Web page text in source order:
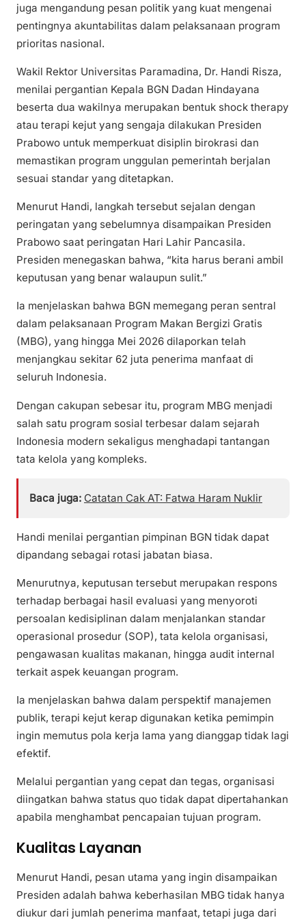
juga mengandung pesan politik yang kuat mengenai
pentingnya akuntabilitas dalam pelaksanaan program
prioritas nasional.
Wakil Rektor Universitas Paramadina, Dr. Handi Risza,
menilai pergantian Kepala BGN Dadan Hindayana
beserta dua wakilnya merupakan bentuk shock therapy
atau terapi kejut yang sengaja dilakukan Presiden
Prabowo untuk memperkuat disiplin birokrasi dan
memastikan program unggulan pemerintah berjalan
sesuai standar yang ditetapkan.
Menurut Handi, langkah tersebut sejalan dengan
peringatan yang sebelumnya disampaikan Presiden
Prabowo saat peringatan Hari Lahir Pancasila.
Presiden menegaskan bahwa, “kita harus berani ambil
keputusan yang benar walaupun sulit.”
Ia menjelaskan bahwa BGN memegang peran sentral
dalam pelaksanaan Program Makan Bergizi Gratis
(MBG), yang hingga Mei 2026 dilaporkan telah
menjangkau sekitar 62 juta penerima manfaat di
seluruh Indonesia.
Dengan cakupan sebesar itu, program MBG menjadi
salah satu program sosial terbesar dalam sejarah
Indonesia modern sekaligus menghadapi tantangan
tata kelola yang kompleks.
Baca juga: Catatan Cak AT: Fatwa Haram Nuklir
Handi menilai pergantian pimpinan BGN tidak dapat
dipandang sebagai rotasi jabatan biasa.
Menurutnya, keputusan tersebut merupakan respons
terhadap berbagai hasil evaluasi yang menyoroti
persoalan kedisiplinan dalam menjalankan standar
operasional prosedur (SOP), tata kelola organisasi,
pengawasan kualitas makanan, hingga audit internal
terkait aspek keuangan program.
Ia menjelaskan bahwa dalam perspektif manajemen
publik, terapi kejut kerap digunakan ketika pemimpin
ingin memutus pola kerja lama yang dianggap tidak lagi
efektif.
Melalui pergantian yang cepat dan tegas, organisasi
diingatkan bahwa status quo tidak dapat dipertahankan
apabila menghambat pencapaian tujuan program.
Kualitas Layanan
Menurut Handi, pesan utama yang ingin disampaikan
Presiden adalah bahwa keberhasilan MBG tidak hanya
diukur dari jumlah penerima manfaat, tetapi juga dari